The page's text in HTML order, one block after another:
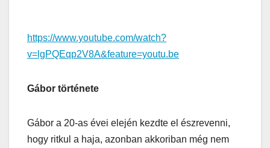
https://www.youtube.com/watch?
v=lgPQEqp2V8A&feature=youtu.be
Gábor története
Gábor a 20-as évei elején kezdte el észrevenni,
hogy ritkul a haja, azonban akkoriban még nem